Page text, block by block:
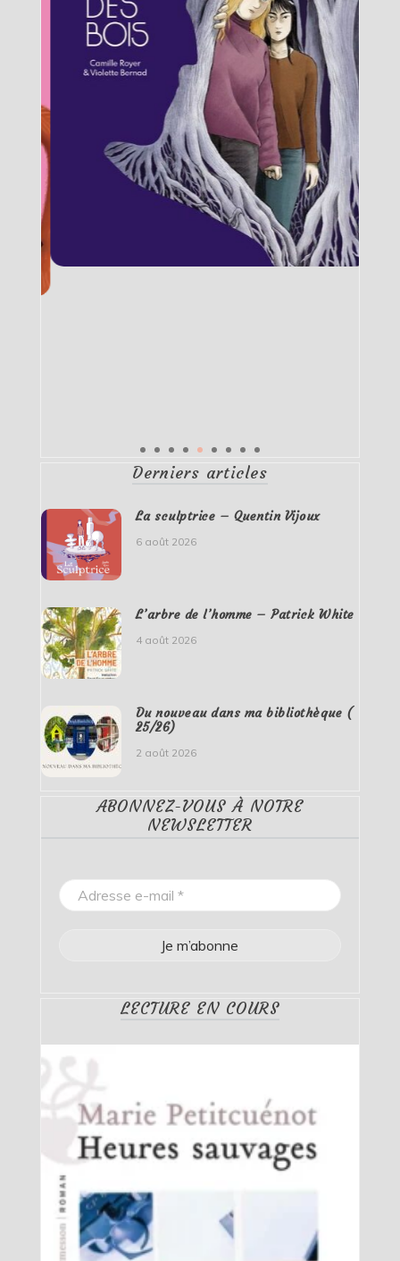
Derniers articles
La sculptrice – Quentin Vijoux
6 août 2026
L’arbre de l’homme – Patrick White
4 août 2026
Du nouveau dans ma bibliothèque (
25/26)
2 août 2026
ABONNEZ-VOUS À NOTRE
NEWSLETTER
LECTURE EN COURS